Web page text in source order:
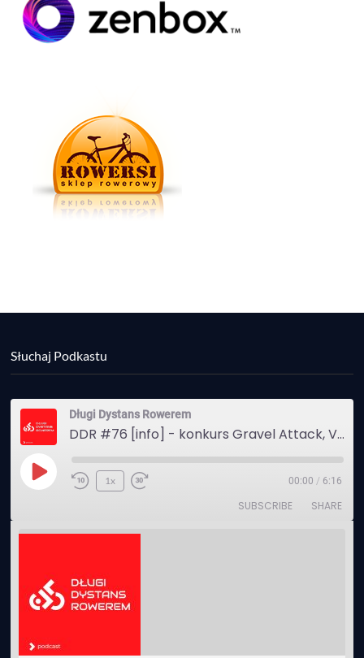
Słuchaj Podkastu
Długi Dystans Rowerem
DDR #76 [info] - konkurs Gravel Attack, Varmia Gravel, Bike Expo, Inspire India Ultra Race
Play
1x 00:00 / 6:16
SUBSCRIBE SHARE